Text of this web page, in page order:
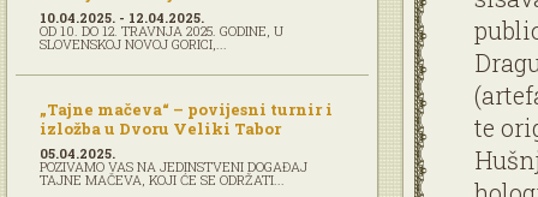
10.04.2025. - 12.04.2025.
OD 10. DO 12. TRAVNJA 2025. GODINE, U
SLOVENSKOJ NOVOJ GORICI,...
„Tajne mačeva“ – povijesni turnir i
izložba u Dvoru Veliki Tabor
05.04.2025.
POZIVAMO VAS NA JEDINSTVENI DOGAĐAJ
TAJNE MAČEVA, KOJI ĆE SE ODRŽATI...
te